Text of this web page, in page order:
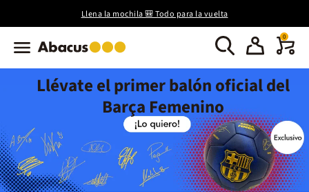
Llena la mochila 🎒 Todo para la vuelta
0
Llévate el primer balón oficial del
Barça Femenino